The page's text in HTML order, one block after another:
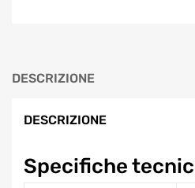
DESCRIZIONE
DESCRIZIONE
Specifiche